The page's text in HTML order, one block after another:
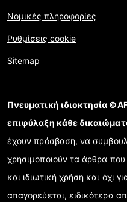
Νομικές πληροφορίες
Ρυθμίσεις cookie
Sitemap
Πνευματική ιδιοκτησία
επιφύλαξη κάθε
έχουν πρόσβαση, να
χρησιμοποιούν τα άρθρα που
και ιδιωτική χρήση και όχι
απαγορεύεται, ειδικότερα